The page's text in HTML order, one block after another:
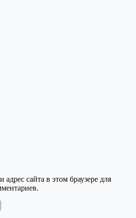
сайта в этом браузере для